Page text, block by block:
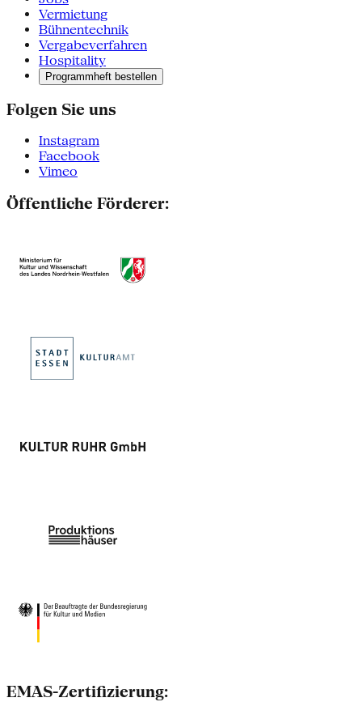
Vermietung
Bühnentechnik
Vergabeverfahren
Hospitality
Programmheft bestellen
Folgen Sie uns
Instagram
Facebook
Vimeo
Öffentliche Förderer:
EMAS-Zertifizierung: